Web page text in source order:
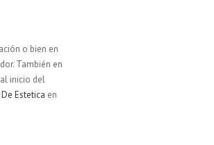
o bien en
También en
inicio del
Estetica en